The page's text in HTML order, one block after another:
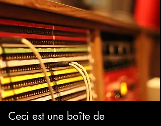
Ceci est une boîte de